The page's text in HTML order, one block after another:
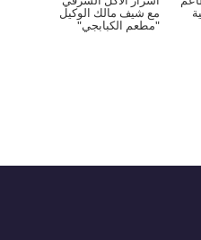
مع شيف مالك الوكيل
"مطعم الكبابجي"